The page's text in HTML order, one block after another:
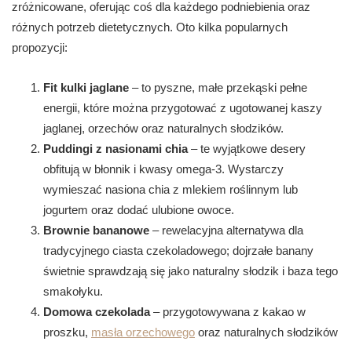
zróżnicowane, oferując coś dla każdego podniebienia oraz
różnych potrzeb dietetycznych. Oto kilka popularnych
propozycji:
Fit kulki jaglane – to pyszne, małe przekąski pełne
energii, które można przygotować z ugotowanej kaszy
jaglanej, orzechów oraz naturalnych słodzików.
Puddingi z nasionami chia– te wyjątkowe desery
obfitują w błonnik i kwasy omega-3. Wystarczy
wymieszać nasiona chia z mlekiem roślinnym lub
jogurtem oraz dodać ulubione owoce.
Brownie bananowe – rewelacyjna alternatywa dla
tradycyjnego ciasta czekoladowego; dojrzałe banany
świetnie sprawdzają się jako naturalny słodzik i baza tego
smakołyku.
Domowa czekolada– przygotowywana z kakao w
proszku, masła orzechowego oraz naturalnych słodzików